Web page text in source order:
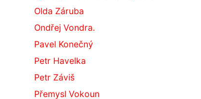
Olda Záruba
Ondřej Vondra.
Pavel Konečný
Petr Havelka
Petr Záviš
Přemysl Vokoun